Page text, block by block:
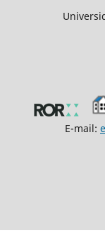
E-mail: